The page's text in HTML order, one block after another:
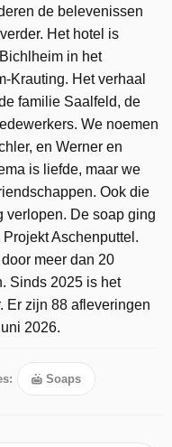
de belevenissen
Het hotel is
in het
Krauting. Het verhaal
familie Saalfeld, de
We noemen
en Werner en
is liefde, maar we
Ook die
verlopen. De soap ging
Aschenputtel.
meer dan 20
Sinds 2025 is het
Er zijn 88 afleveringen
2026.
Soaps